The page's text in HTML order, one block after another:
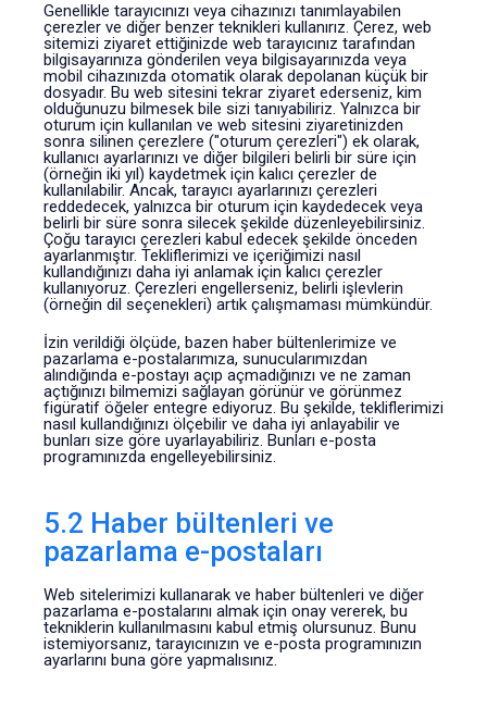
Genellikle tarayıcınızı veya cihazınızı tanımlayabilen
çerezler ve diğer benzer teknikleri kullanırız. Çerez, web
sitemizi ziyaret ettiğinizde web tarayıcınız tarafından
bilgisayarınıza gönderilen veya bilgisayarınızda veya
mobil cihazınızda otomatik olarak depolanan küçük bir
dosyadır. Bu web sitesini tekrar ziyaret ederseniz, kim
olduğunuzu bilmesek bile sizi tanıyabiliriz. Yalnızca bir
oturum için kullanılan ve web sitesini ziyaretinizden
sonra silinen çerezlere ("oturum çerezleri") ek olarak,
kullanıcı ayarlarınızı ve diğer bilgileri belirli bir süre için
(örneğin iki yıl) kaydetmek için kalıcı çerezler de
kullanılabilir. Ancak, tarayıcı ayarlarınızı çerezleri
reddedecek, yalnızca bir oturum için kaydedecek veya
belirli bir süre sonra silecek şekilde düzenleyebilirsiniz.
Çoğu tarayıcı çerezleri kabul edecek şekilde önceden
ayarlanmıştır. Tekliflerimizi ve içeriğimizi nasıl
kullandığınızı daha iyi anlamak için kalıcı çerezler
kullanıyoruz. Çerezleri engellerseniz, belirli işlevlerin
(örneğin dil seçenekleri) artık çalışmaması mümkündür.
İzin verildiği ölçüde, bazen haber bültenlerimize ve
pazarlama e-postalarımıza, sunucularımızdan
alındığında e-postayı açıp açmadığınızı ve ne zaman
açtığınızı bilmemizi sağlayan görünür ve görünmez
figüratif öğeler entegre ediyoruz. Bu şekilde, tekliflerimizi
nasıl kullandığınızı ölçebilir ve daha iyi anlayabilir ve
bunları size göre uyarlayabiliriz. Bunları e-posta
programınızda engelleyebilirsiniz.
5.2 Haber bültenleri ve
pazarlama e-postaları
Web sitelerimizi kullanarak ve haber bültenleri ve diğer
pazarlama e-postalarını almak için onay vererek, bu
tekniklerin kullanılmasını kabul etmiş olursunuz. Bunu
istemiyorsanız, tarayıcınızın ve e-posta programınızın
ayarlarını buna göre yapmalısınız.